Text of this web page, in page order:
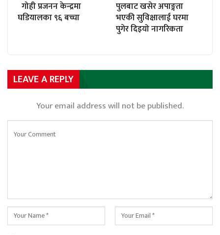
गोही प्रजनन केन्द्रमा
घडियालका ९६ बच्चा
पुलबाट खसेर अपाङ्गता
भएकी सुविक्षालाई घरमा
पुगेर दिइयो नागरिकता
LEAVE A REPLY
Your email address will not be published.